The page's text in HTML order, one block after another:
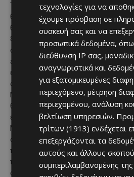
Το City of Dreams Mediterranean, το
θέρετρο της Ευρώπης, είναι το
θέρετρο στην περιοχή. Διαθέτει
ξενοδοχείο με 500 δωμάτια και
συνεδριακών και εκθεσιακών
adventure park για όλη την
εστίασης και πολυτελή
σχεδιασμός βασίζεται στα διεθνή
Melco, που έχουν προσαρμοστεί
θέρετρο της Κύπρου, ενώ ο
έντονο μεσογειακό χαρακτήρα. Το
Mediterranean αποτελεί μια
ορόσημο για την Κύπρο, αλλά και
που αναβαθμίζει το τουριστικό
προσελκύοντας χιλιάδες νέους
συμβάλλοντας σημαντικά στην
τεχνολογίες για να
έχουμε πρόσβαση σε
συσκευή σας και να
προσωπικά δεδομένα,
διεύθυνση IP σας,
αναγνωριστικά και
για εξατομικευμένες
περιεχόμενο, μέτρηση
περιεχομένου, ανάλυση
βελτίωση υπηρεσιών.
τρίτων (1913) ενδέχεται
επεξεργάζονται τα
αυτούς και άλλους
συμπεριλαμβανομένης